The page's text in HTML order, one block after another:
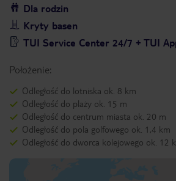
Dla rodzin
Kryty basen
TUI Service Center 24/7 + TUI
Położenie:
Odległość do lotniska ok. 8 km
Odległość do plaży ok. 15 m
Odległość do centrum miasta ok. 20 m
Odległość do pola golfowego ok. 1,4 km
Odległość do dworca kolejowego ok. 12